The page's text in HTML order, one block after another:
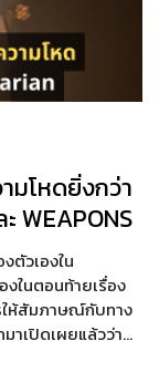
มโหดยิ่งกว่า
WEAPONS
ตัวเองใน
ในตอนท้ายเรื่อง
ให้สัมภาษณ์กับทาง
าเปิดเผยแล้วว่า…